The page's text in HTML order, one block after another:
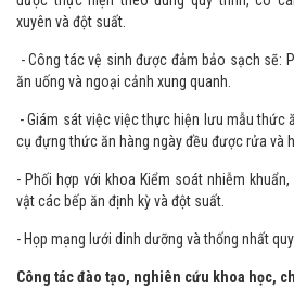
các mặt hàng khô, cũng như thực phẩm
nguyên liệu, sơ chế, chế biến món, bảo quản
được thực hiện theo đúng quy trình, có
xuyên và đột suất.
- Công tác vệ sinh được đảm bảo sạch sẽ:
ăn uống và ngoại cảnh xung quanh.
- Giám sát việc việc thực hiện lưu mẫu thức
cụ đựng thức ăn hàng ngày đều được rửa và
- Phối hợp với khoa Kiểm soát nhiễm
vật các bếp ăn định kỳ và đột suất.
- Họp mạng lưới dinh dưỡng và thống nhất